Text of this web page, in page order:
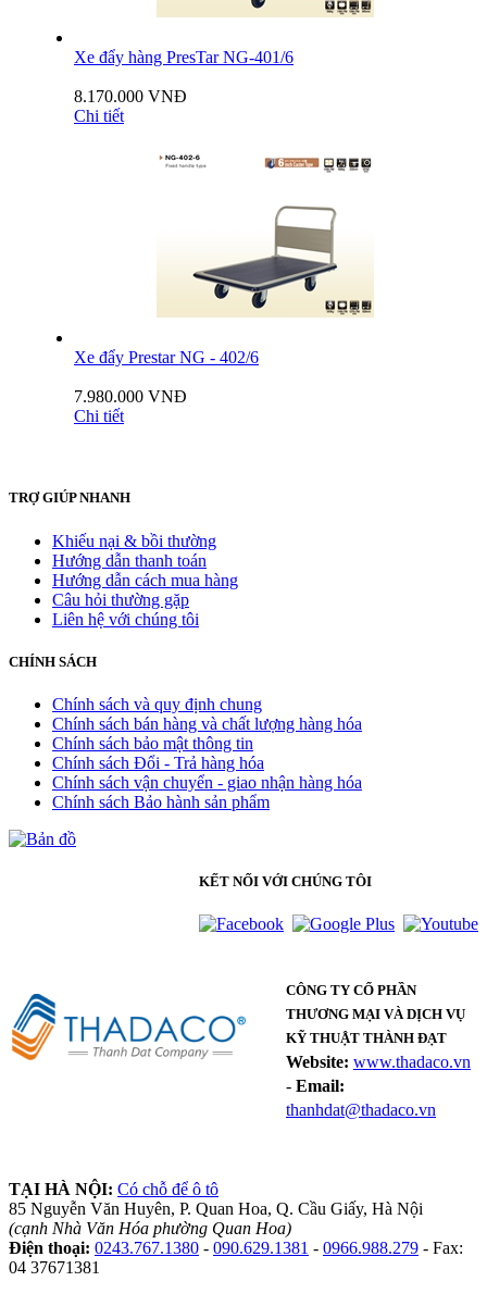
Xe đẩy hàng PresTar NG-401/6
8.170.000 VNĐ
Chi tiết
Xe đẩy Prestar NG - 402/6
7.980.000 VNĐ
Chi tiết
TRỢ GIÚP NHANH
Khiếu nại & bồi thường
Hướng dẫn thanh toán
Hướng dẫn cách mua hàng
Câu hỏi thường gặp
Liên hệ với chúng tôi
CHÍNH SÁCH
Chính sách và quy định chung
Chính sách bán hàng và chất lượng hàng hóa
Chính sách bảo mật thông tin
Chính sách Đổi - Trả hàng hóa
Chính sách vận chuyển - giao nhận hàng hóa
Chính sách Bảo hành sản phẩm
KẾT NỐI VỚI CHÚNG TÔI
CÔNG TY CỔ PHẦN
THƯƠNG MẠI VÀ DỊCH VỤ
KỸ THUẬT THÀNH ĐẠT
Website: www.thadaco.vn
- Email:
thanhdat@thadaco.vn
TẠI HÀ NỘI: Có chỗ để ô tô
85 Nguyễn Văn Huyên, P. Quan Hoa, Q. Cầu Giấy, Hà Nội
(cạnh Nhà Văn Hóa phường Quan Hoa)
Điện thoại: 0243.767.1380 - 090.629.1381 - 0966.988.279 - Fax:
04 37671381